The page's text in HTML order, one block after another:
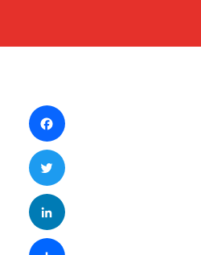
Facebook
Twitter
LinkedIn